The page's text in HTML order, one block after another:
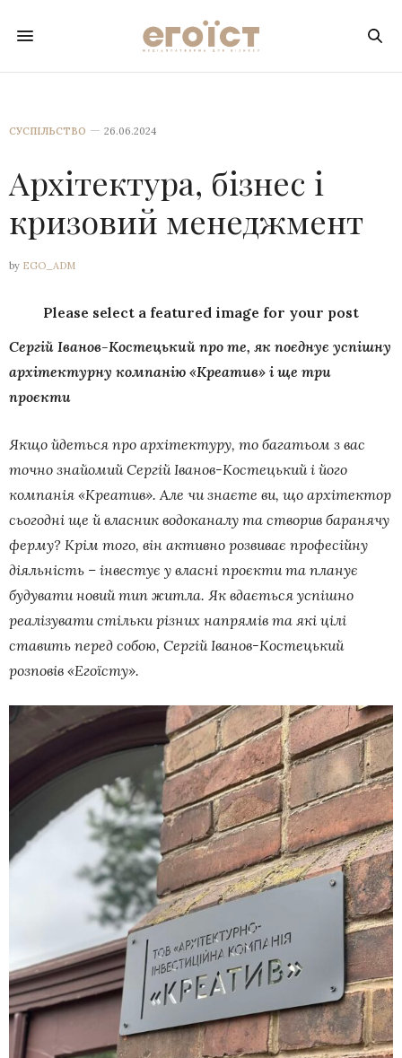
СУСПІЛЬСТВО 26.06.2024
Архітектура, бізнес і
кризовий менеджмент
by EGO_ADM
Please select a featured image for your post
Сергій Іванов-Костецький про те, як поєднує успішну
архітектурну компанію «Креатив» і ще три
проєкти
Якщо йдеться про архітектуру, то багатьом з вас
точно знайомий Сергій Іванов-Костецький і його
компанія «Креатив». Але чи знаєте ви, що архітектор
сьогодні ще й власник водоканалу та створив баранячу
ферму? Крім того, він активно розвиває професійну
діяльність – інвестує у власні проєкти та планує
будувати новий тип житла. Як вдається успішно
реалізувати стільки різних напрямів та які цілі
ставить перед собою, Сергій Іванов-Костецький
розповів «Егоїсту».